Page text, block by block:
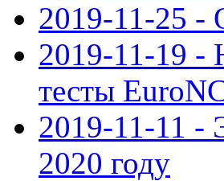
2019-11-25 -
2019-11-19 -
тесты
2019-11-11 -
2020 году